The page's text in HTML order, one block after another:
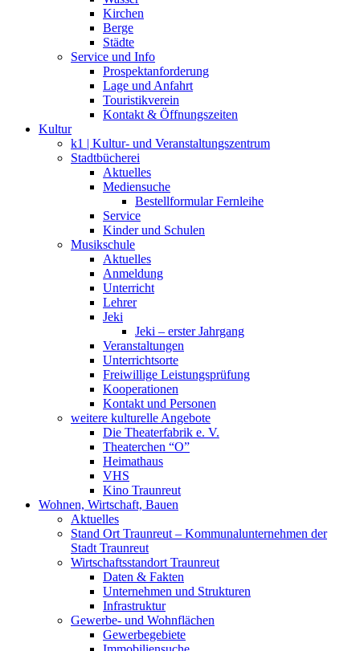
Kirchen
Berge
Städte
Service und Info
Prospektanforderung
Lage und Anfahrt
Touristikverein
Kontakt & Öffnungszeiten
Kultur
k1 | Kultur- und Veranstaltungszentrum
Stadtbücherei
Aktuelles
Mediensuche
Bestellformular Fernleihe
Service
Kinder und Schulen
Musikschule
Aktuelles
Anmeldung
Unterricht
Lehrer
Jeki
Jeki – erster Jahrgang
Veranstaltungen
Unterrichtsorte
Freiwillige Leistungsprüfung
Kooperationen
Kontakt und Personen
weitere kulturelle Angebote
Die Theaterfabrik e. V.
Theaterchen “O”
Heimathaus
VHS
Kino Traunreut
Wohnen, Wirtschaft, Bauen
Aktuelles
Stand Ort Traunreut – Kommunalunternehmen der
Stadt Traunreut
Wirtschaftsstandort Traunreut
Daten & Fakten
Unternehmen und Strukturen
Infrastruktur
Gewerbe- und Wohnflächen
Gewerbegebiete